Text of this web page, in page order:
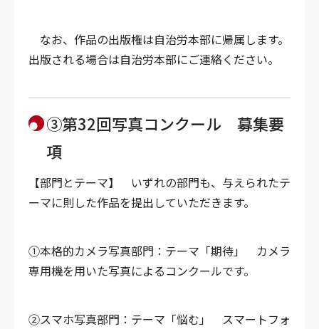
なお、作品の出版権は自治労本部に帰属します。
出版される場合は自治労本部にご連絡ください。
③第32回写真コンクール 募集要
項
【部門とテーマ】
いずれの部門も、与えられたテ
ーマに則した作品を提出していただきます。
①本格的カメラ写真部門：テーマ「期待」 カメラ
専用機を用いた写真によるコンクールです。
②スマホ写真部門：テーマ「悩む」 スマートフォ